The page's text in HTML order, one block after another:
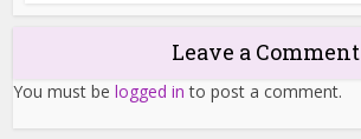
Leave a Comment
You must belogged in to post a comment.